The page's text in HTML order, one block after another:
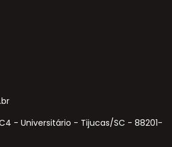
C4 - Universitário - Tijucas/SC - 88201-